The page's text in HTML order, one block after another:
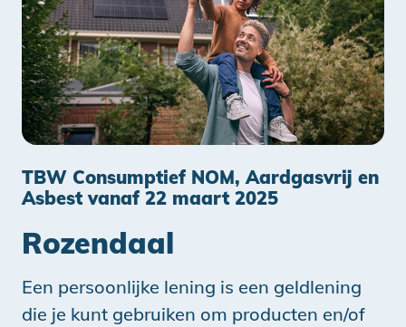
TBW Consumptief NOM, Aardgasvrij en
Asbest vanaf 22 maart 2025
Rozendaal
Een persoonlijke lening is een geldlening
die je kunt gebruiken om producten en/of